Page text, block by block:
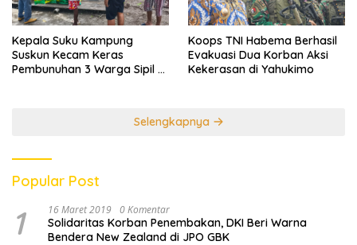
Kepala Suku Kampung
Suskun Kecam Keras
Pembunuhan 3 Warga Sipil di
Koops TNI Habema Berhasil
Evakuasi Dua Korban Aksi
Kekerasan di Yahukimo
Selengkapnya
Popular Post
1 16 Maret 2019 0 Komentar
Solidaritas Korban Penembakan, DKI Beri Warna
Bendera New Zealand di JPO GBK